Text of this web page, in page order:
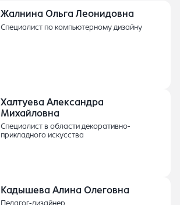
Жалнина Ольга Леонидовна
Специалист по компьютерному дизайну
Халтуева Александра
Михайловна
Специалист в области декоративно-
прикладного искусства
Кадышева Алина Олеговна